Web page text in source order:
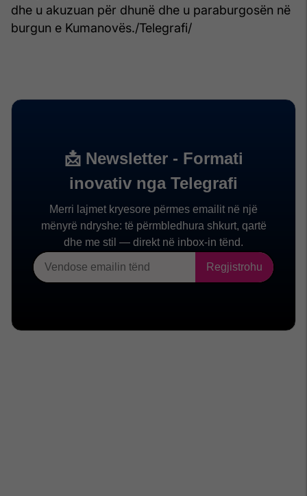
dhe u akuzuan për dhunë dhe u paraburgosën në
burgun e Kumanovës./Telegrafi/